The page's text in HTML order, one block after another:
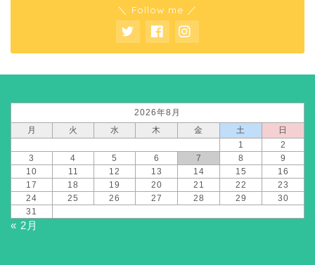
＼ Follow me ／
2026年8月
月
火 水 木 金 土
日
1
2
3
4 5 6 7 8
9
10
11 12 13 14 15
16
17
18 19 20 21 22
23
24
25 26 27 28 29
30
31
« 2月